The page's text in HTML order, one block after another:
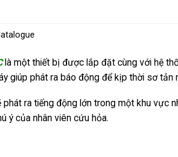
là một thiết bị được lắp đặt cùng với hệ
giúp phát ra báo động để kịp thời sơ tản
ra tiếng động lớn trong một khu vực
ý của nhân viên cứu hỏa.